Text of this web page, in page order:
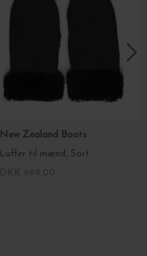
New Zealand Boots
Luffer til mænd, Sort